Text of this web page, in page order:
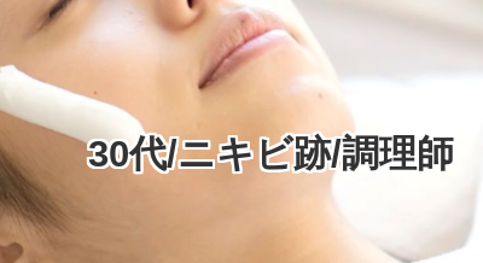
30代/ニキビ跡/調理師